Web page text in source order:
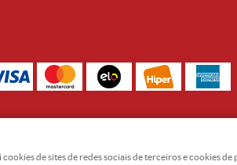
de sites de redes sociais de terceiros e cookies